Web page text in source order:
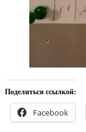
Поделиться ссылкой:
Facebook